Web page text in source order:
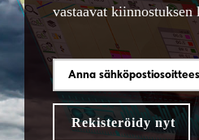
vastaavat kiinnostuksen